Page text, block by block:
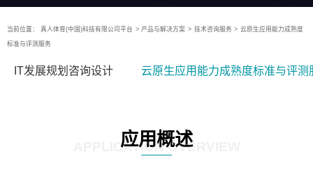
当前位置： 真人体育(中国)科技有限公司平台 > 产品与解决方案 > 技术咨询服务 > 云原生应用能力成熟度
标准与评测服务
IT发展规划咨询设计 云原生应用能力成熟度标准与评测
应用概述
APPLICATION OVERVIEW